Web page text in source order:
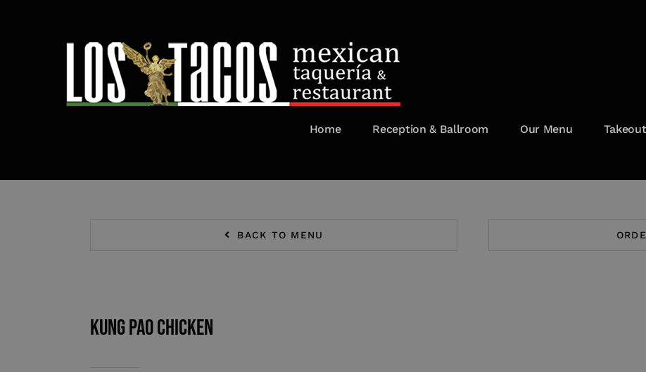
Home Reception & Ballroom Our Menu Takeout
BACK TO MENU
Kung Pao Chicken